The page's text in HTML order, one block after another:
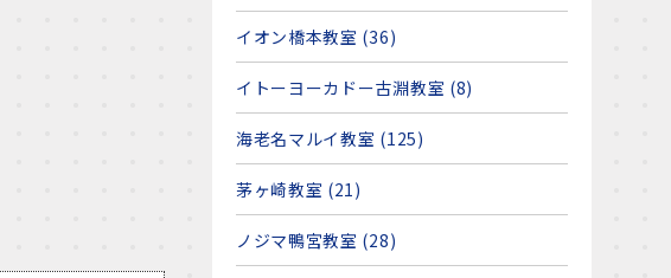
イオン橋本教室 (36)
イトーヨーカドー古淵教室 (8)
海老名マルイ教室 (125)
茅ヶ崎教室 (21)
ノジマ鴨宮教室 (28)